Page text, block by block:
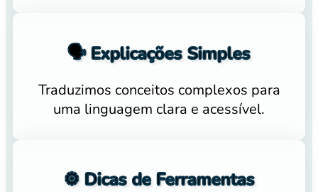
🗣️ Explicações Simples
Traduzimos conceitos complexos para
uma linguagem clara e acessível.
⚙️ Dicas de Ferramentas